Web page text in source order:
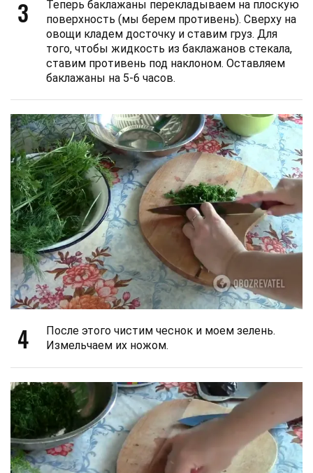
3
Теперь баклажаны перекладываем на плоскую
поверхность (мы берем противень). Сверху на
овощи кладем досточку и ставим груз. Для
того, чтобы жидкость из баклажанов стекала,
ставим противень под наклоном. Оставляем
баклажаны на 5-6 часов.
4
После этого чистим чеснок и моем зелень.
Измельчаем их ножом.